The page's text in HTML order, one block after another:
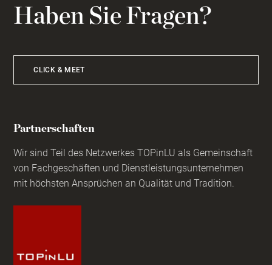
Haben Sie Fragen?
CLICK & MEET
Partnerschaften
Wir sind Teil des Netzwerkes TOPinLU als Gemeinschaft
von Fachgeschäften und Dienstleistungsunternehmen
mit höchsten Ansprüchen an Qualität und Tradition.